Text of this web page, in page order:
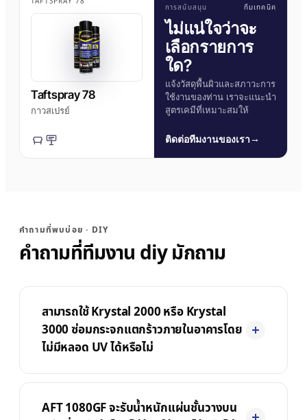
Taftspray 78
กาวสเปรย์
การสนับสนุน ทีมเทคนิค
ไม่แน่ใจว่าจะ
เลือกรายการ
ใด?
แจ้งวัสดุพื้นผิวและสภาวะการ
ใช้งานของท่าน เราจะแนะนำ
สูตรเคมีที่เหมาะสมให้
ติดต่อทีมงานของเรา→
คำถามที่พบบ่อย · DIY
คำถามที่ทีมงาน diy มักถาม
สามารถใช้ Krystal 2000 หรือ Krystal
3000 ซ่อมกระจกแตกร้าวภายในอาคารโดย
ไม่มีหลอด UV ได้หรือไม่
AFT 1080GF จะรับน้ำหนักแผ่นชั้นวางบน